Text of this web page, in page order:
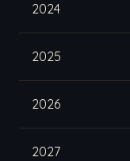
2024
2025
2026
2027